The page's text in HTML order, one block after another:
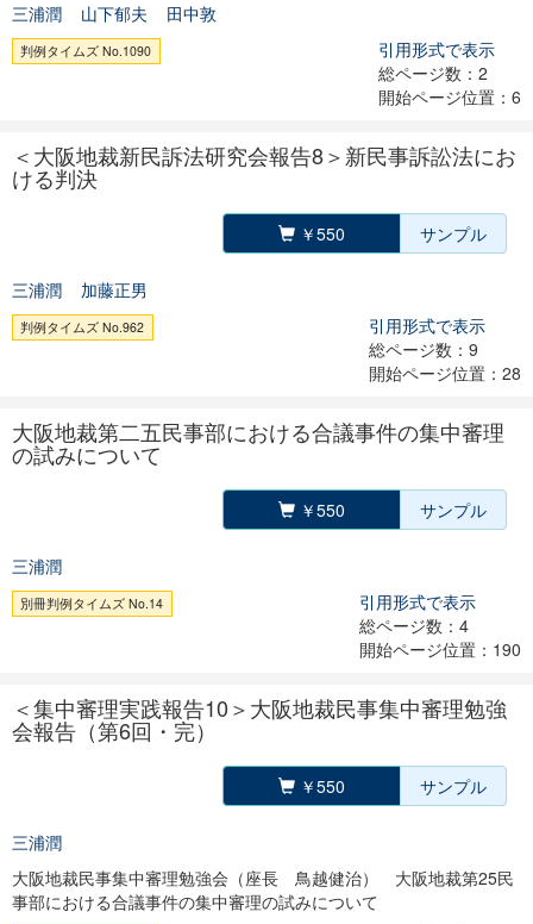
三浦潤 山下郁夫 田中敦
判例タイムズ No.1090
引用形式で表示
総ページ数：2
開始ページ位置：6
＜大阪地裁新民訴法研究会報告8＞新民事訴訟法にお
ける判決
￥550 サンプル
三浦潤 加藤正男
判例タイムズ No.962
引用形式で表示
総ページ数：9
開始ページ位置：28
大阪地裁第二五民事部における合議事件の集中審理
の試みについて
￥550 サンプル
三浦潤
別冊判例タイムズ No.14
引用形式で表示
総ページ数：4
開始ページ位置：190
＜集中審理実践報告10＞大阪地裁民事集中審理勉強
会報告（第6回・完）
￥550 サンプル
三浦潤
大阪地裁民事集中審理勉強会（座長 鳥越健治） 大阪地裁第25民
事部における合議事件の集中審理の試みについて